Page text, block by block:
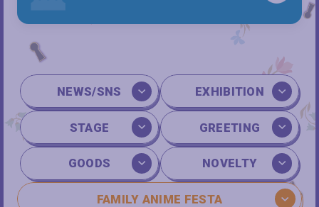
NEWS/SNS EXHIBITION
STAGE GREETING
GOODS NOVELTY
FAMILY ANIME FESTA